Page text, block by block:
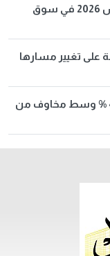
أسعار الأسماك اليوم الاثنين 10 أغسطس 2026 في سوق
الأمريكية: أجبرنا 55 سفينة على تغيير مسارها
العقود الآجلة لخام برنت ترتفع بأكثر من 4 % وسط مخاوف من